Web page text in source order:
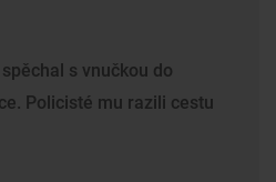
s vnučkou do
Policisté mu razili cestu